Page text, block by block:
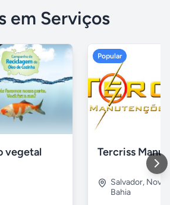
em Serviços
vegetal
Popular
Salvador, Nova
Bahia